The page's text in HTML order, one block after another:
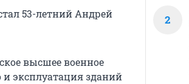
53-летний Андрей
высшее военное
и эксплуатация зданий
2